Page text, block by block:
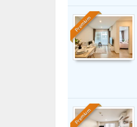
Premium
Premium